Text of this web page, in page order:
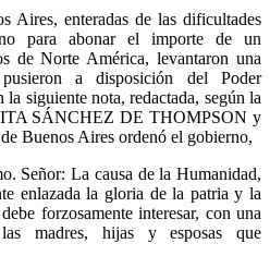
Aires, enteradas de las dificultades
para abonar el importe de un
de Norte América, levantaron una
a disposición del Poder
siguiente nota, redactada, según la
SÁNCHEZ DE THOMPSON y
Buenos Aires ordenó el gobierno,
Señor: La causa de la Humanidad,
enlazada la gloria de la patria y la
forzosamente interesar, con una
las madres, hijas y esposas que